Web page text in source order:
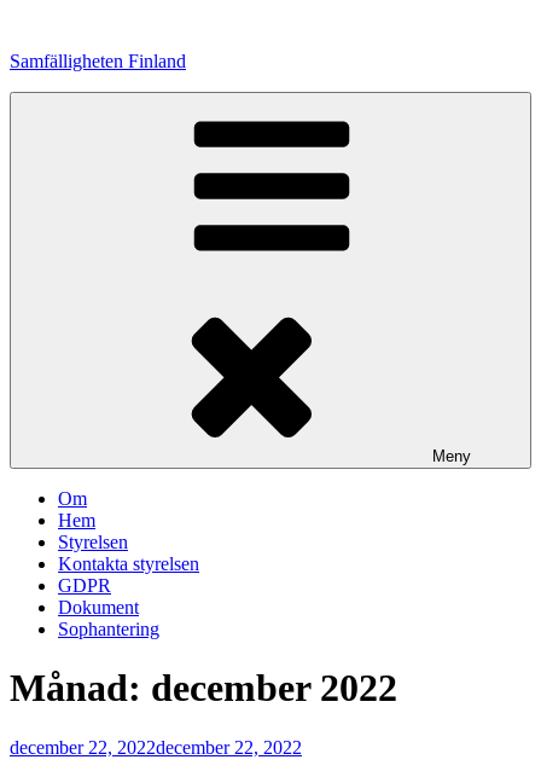
innehåll
Samfälligheten Finland
Meny
Om
Hem
Styrelsen
Kontakta styrelsen
GDPR
Dokument
Sophantering
Månad: december 2022
Publicerat
december 22, 2022december 22, 2022